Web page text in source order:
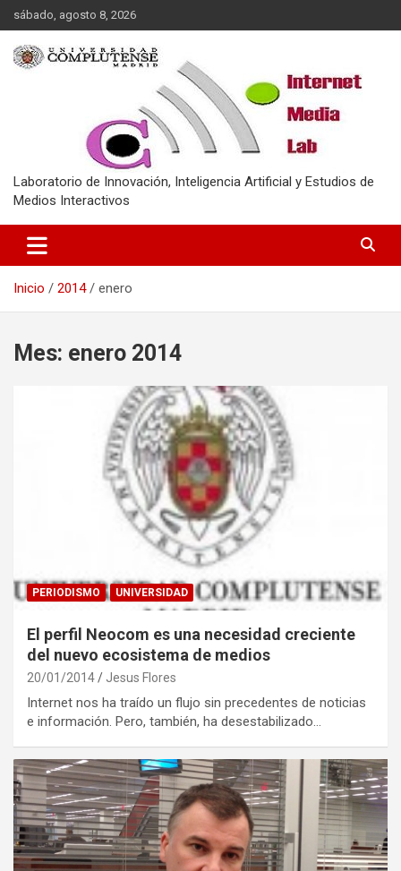
Saltar
al
contenido
sábado, agosto 8, 2026
Laboratorio de Innovación, Inteligencia Artificial y Estudios de
Medios Interactivos
Inicio 2014 enero
Mes: enero 2014
PERIODISMO UNIVERSIDAD
El perfil Neocom es una necesidad creciente
del nuevo ecosistema de medios
20/01/2014 Jesus Flores
Internet nos ha traído un flujo sin precedentes de noticias
e información. Pero, también, ha desestabilizado…